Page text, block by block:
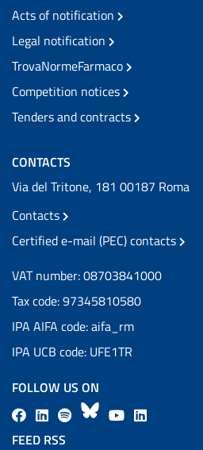
Acts of notification
Legal notification
TrovaNormeFarmaco
Competition notices
Tenders and contracts
CONTACTS
Via del Tritone, 181 00187 Roma
Contacts
Certified e-mail (PEC) contacts
VAT number: 08703841000
Tax code: 97345810580
IPA AIFA code: aifa_rm
IPA UCB code: UFE1TR
FOLLOW US ON
F
a
L
i
B
Y
FEED RSS